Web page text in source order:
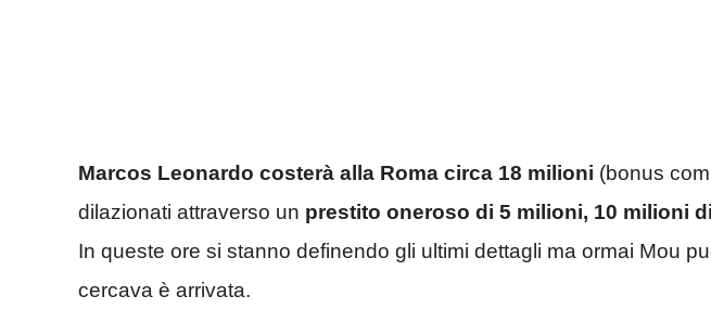
Marcos Leonardo costerà alla Roma circa 18 milioni (bonus
dilazionati attraverso un prestito oneroso di 5 milioni, 10 milioni
In queste ore si stanno definendo gli ultimi dettagli ma ormai Mou
cercava è arrivata.